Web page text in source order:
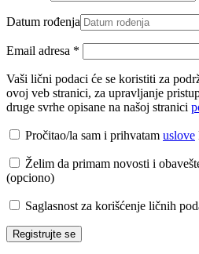
Datum rođenja
Email adresa *
Vaši lični podaci će se koristiti za
ovoj veb stranici, za upravljanje
druge svrhe opisane na našoj stranici
Pročitao/la sam i prihvatam uslove
Želim da primam novosti i
(opciono)
Saglasnost za korišćenje ličnih
Registrujte se